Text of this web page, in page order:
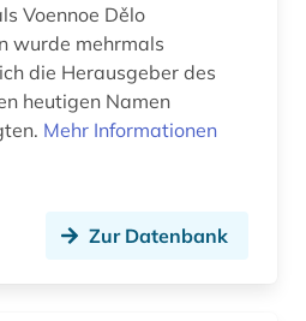
Voennoe Dělo
wurde mehrmals
die Herausgeber des
heutigen Namen
Mehr Informationen
Zur Datenbank